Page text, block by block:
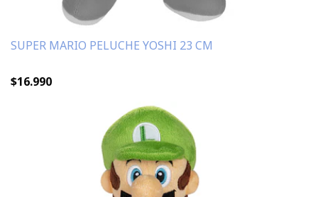
SUPER MARIO PELUCHE YOSHI 23 CM
$16.990